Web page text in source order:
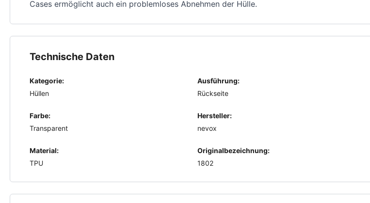
Cases ermöglicht auch ein problemloses Abnehmen der Hülle.
Technische Daten
Kategorie:
Hüllen
Ausführung:
Rückseite
Farbe:
Transparent
Hersteller:
nevox
Material:
TPU
Originalbezeichnung:
1802